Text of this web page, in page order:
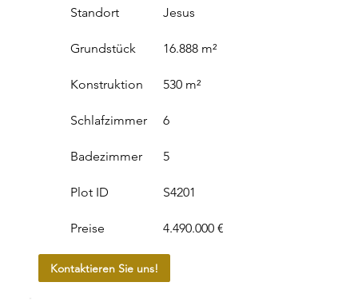
Standort
Grundstück
Konstruktion
Jesus
16.888 m²
530 m²
Schlafzimmer
Badezimmer
6
5
Plot ID
Preise
S4201
4.490.000 €
Kontaktieren Sie uns!